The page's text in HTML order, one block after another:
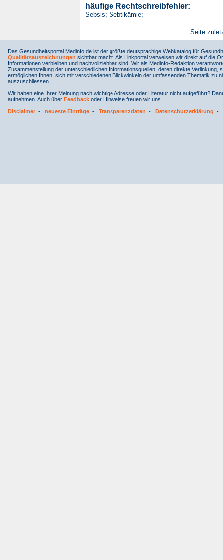
häufige Rechtschreibfehler:
Sebsis; Sebtikämie;
Seite
Das Gesundheitsportal Medinfo.de ist der größte deutsprachige Webkatalog für
Qualitätsauszeichnungen sichtbar macht. Als Linkportal verweisen wir direkt auf die
Informationen verbleiben und nachvollziehbar sind. Wir als Medinfo-Redaktion
Zusammenstellung der unterschiedlichen Informationsquellen, deren direkte
ermöglichen Ihnen, sich mit verschiedenen Blickwinkeln der umfassenden Thematik
auszuschliessen.
Wir haben eine Ihrer Meinung nach wichtige Adresse oder Literatur nicht aufgeführt?
aufnehmen. Auch über Feedback oder Hinweise freuen wir uns.
Disclaimer - neueste Einträge - Transparenzdaten - Datenschutzerklärung -